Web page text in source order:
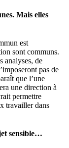
Mais elles
est
sont communs.
analyses, de
pas de
que l’une
une direction à
permettre
travailler dans
sensible…